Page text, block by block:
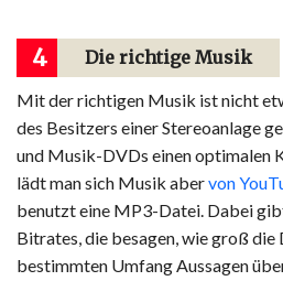
4 Die richtige Musik
Mit der richtigen Musik ist nicht
des Besitzers einer Stereoanlage
und Musik-DVDs einen optimalen
lädt man sich Musik abervon
benutzt eine MP3-Datei. Dabei
Bitrates, die besagen, wie groß die
bestimmten Umfang Aussagen